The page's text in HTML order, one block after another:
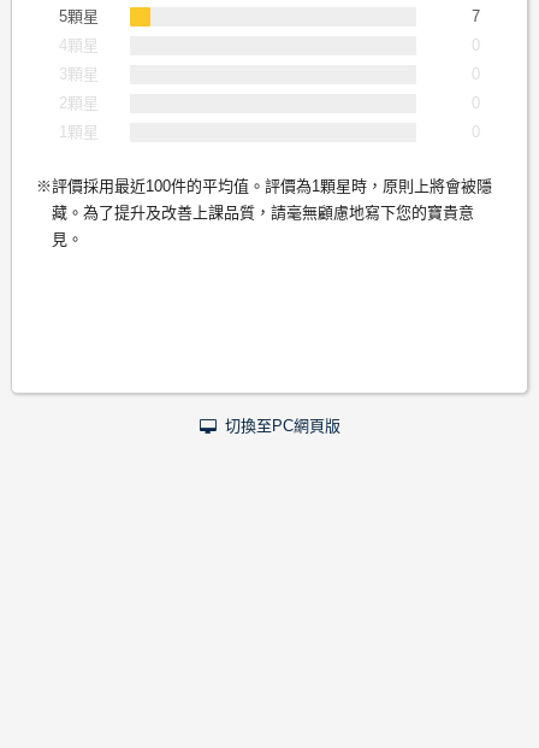
5顆星
7
4顆星
0
3顆星
0
2顆星
0
1顆星
0
評價採用最近100件的平均值。評價為1顆星時，原則上將會被隱
藏。為了提升及改善上課品質，請毫無顧慮地寫下您的寶貴意
見。
切換至PC網頁版